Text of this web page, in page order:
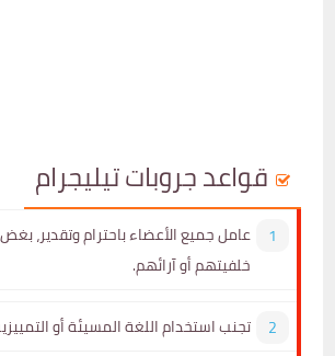
قواعد جروبات تيليجرام
عامل جميع الأعضاء باحترام وتقدير،
خلفيتهم أو آرائهم.
تجنب استخدام اللغة المسيئة أو